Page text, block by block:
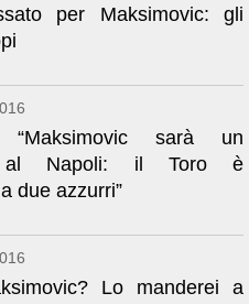
per Maksimovic: gli
“Maksimovic sarà un
al Napoli: il Toro è
due azzurri”
Lo manderei a